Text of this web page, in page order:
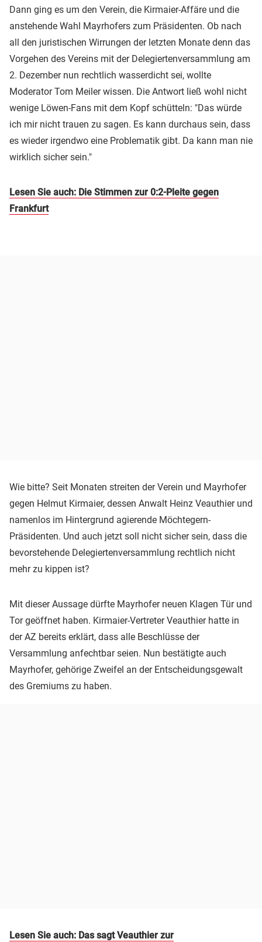
Dann ging es um den Verein, die Kirmaier-Affäre und die
anstehende Wahl Mayrhofers zum Präsidenten. Ob nach
all den juristischen Wirrungen der letzten Monate denn das
Vorgehen des Vereins mit der Delegiertenversammlung am
2. Dezember nun rechtlich wasserdicht sei, wollte
Moderator Tom Meiler wissen. Die Antwort ließ wohl nicht
wenige Löwen-Fans mit dem Kopf schütteln: "Das würde
ich mir nicht trauen zu sagen. Es kann durchaus sein, dass
es wieder irgendwo eine Problematik gibt. Da kann man nie
wirklich sicher sein."
Lesen Sie auch: Die Stimmen zur 0:2-Pleite gegen
Frankfurt
Wie bitte? Seit Monaten streiten der Verein und Mayrhofer
gegen Helmut Kirmaier, dessen Anwalt Heinz Veauthier und
namenlos im Hintergrund agierende Möchtegern-
Präsidenten. Und auch jetzt soll nicht sicher sein, dass die
bevorstehende Delegiertenversammlung rechtlich nicht
mehr zu kippen ist?
Mit dieser Aussage dürfte Mayrhofer neuen Klagen Tür und
Tor geöffnet haben. Kirmaier-Vertreter Veauthier hatte in
der AZ bereits erklärt, dass alle Beschlüsse der
Versammlung anfechtbar seien. Nun bestätigte auch
Mayrhofer, gehörige Zweifel an der Entscheidungsgewalt
des Gremiums zu haben.
Lesen Sie auch: Das sagt Veauthier zur